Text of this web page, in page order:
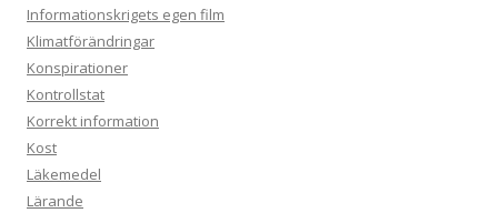
Informationskrigets egen film
Klimatförändringar
Konspirationer
Kontrollstat
Korrekt information
Kost
Läkemedel
Lärande